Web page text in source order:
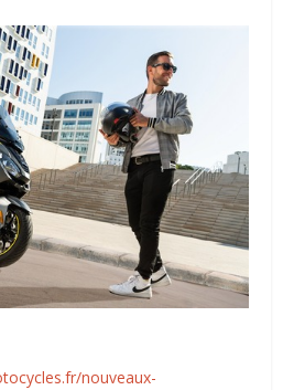
nouveaux-